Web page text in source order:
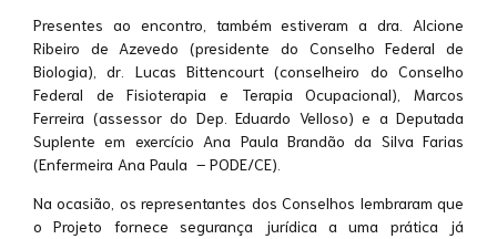
Presentes ao encontro, também estiveram a dra. Alcione
Ribeiro de Azevedo (presidente do Conselho Federal de
Biologia), dr. Lucas Bittencourt (conselheiro do Conselho
Federal de Fisioterapia e Terapia Ocupacional), Marcos
Ferreira (assessor do Dep. Eduardo Velloso) e a Deputada
Suplente em exercício Ana Paula Brandão da Silva Farias
(Enfermeira Ana Paula – PODE/CE).
Na ocasião, os representantes dos Conselhos lembraram que
o Projeto fornece segurança jurídica a uma prática já